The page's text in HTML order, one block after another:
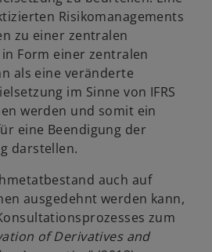
Risikomanagements
zu einer zentralen
Form einer zentralen
als eine veränderte
im Sinne von IFRS
werden und somit ein
eine Beendigung der
darstellen.
auch auf
ausgedehnt werden kann,
zum
of Derivatives and